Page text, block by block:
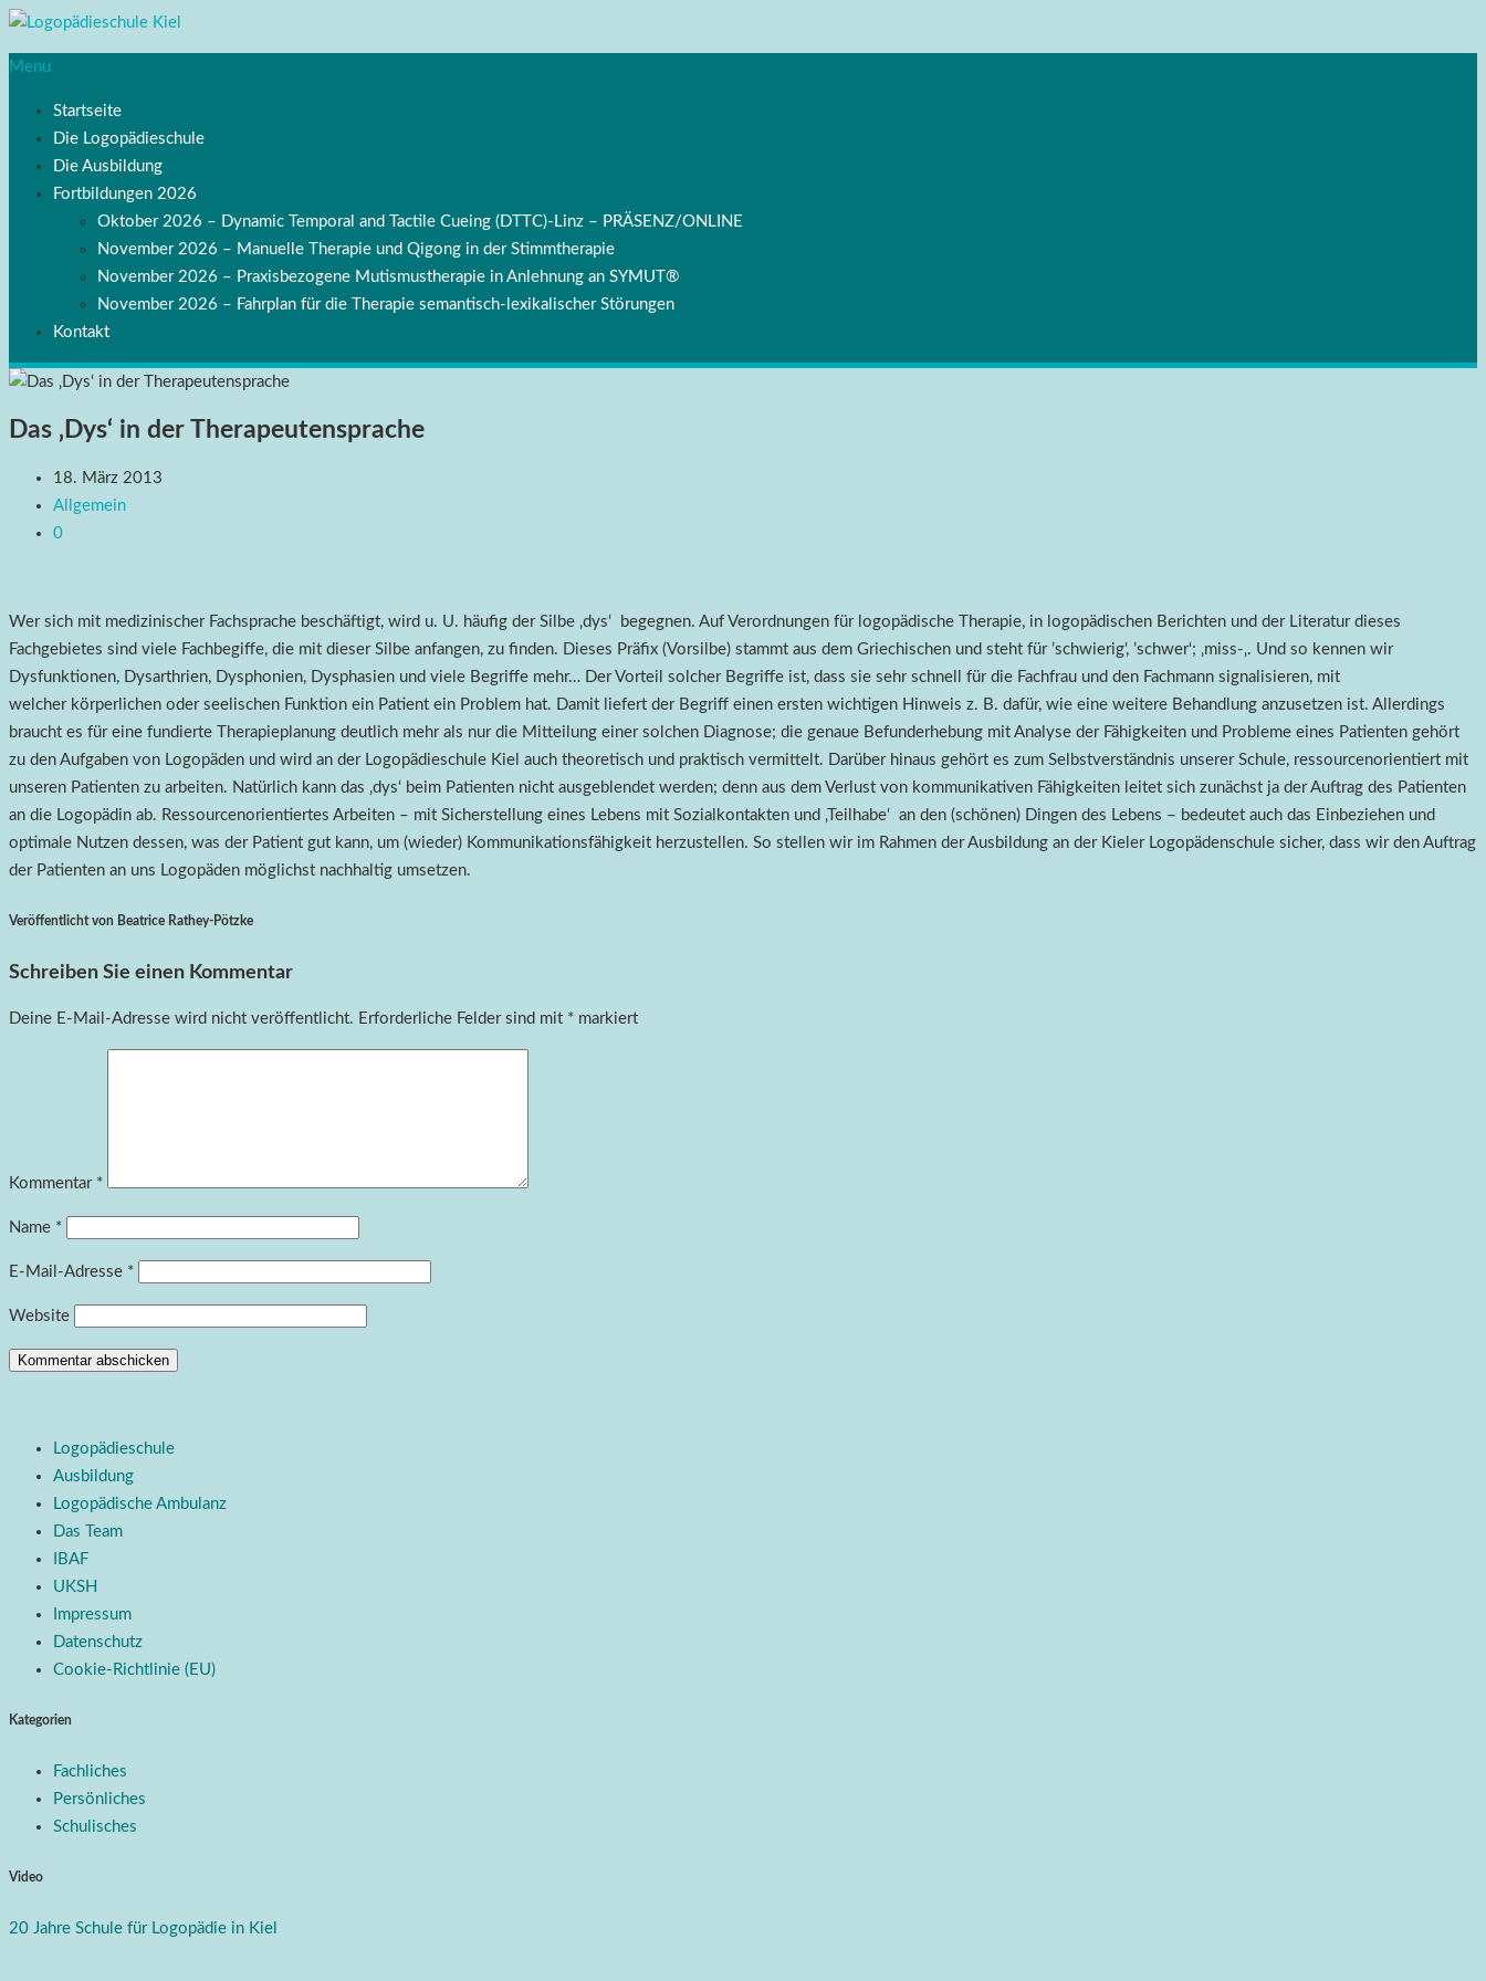
Menu
Startseite
Die Logopädieschule
Die Ausbildung
Fortbildungen 2026
Oktober 2026 – Dynamic Temporal and Tactile Cueing (DTTC)-Linz – PRÄSENZ/ONLINE
November 2026 – Manuelle Therapie und Qigong in der Stimmtherapie
November 2026 – Praxisbezogene Mutismustherapie in Anlehnung an SYMUT®
November 2026 – Fahrplan für die Therapie semantisch-lexikalischer Störungen
Kontakt
Das ‚Dys‘ in der Therapeutensprache
18. März 2013
Allgemein
0
Wer sich mit medizinischer Fachsprache beschäftigt, wird u. U. häufig der Silbe ‚dys‘ begegnen. Auf Verordnungen für logopädische Therapie, in logopädischen Berichten und der Literatur dieses
Fachgebietes sind viele Fachbegiffe, die mit dieser Silbe anfangen, zu finden. Dieses Präfix (Vorsilbe) stammt aus dem Griechischen und steht für ’schwierig‘, ’schwer‘; ‚miss-‚. Und so kennen wir
Dysfunktionen, Dysarthrien, Dysphonien, Dysphasien und viele Begriffe mehr… Der Vorteil solcher Begriffe ist, dass sie sehr schnell für die Fachfrau und den Fachmann signalisieren, mit
welcher körperlichen oder seelischen Funktion ein Patient ein Problem hat. Damit liefert der Begriff einen ersten wichtigen Hinweis z. B. dafür, wie eine weitere Behandlung anzusetzen ist. Allerdings
braucht es für eine fundierte Therapieplanung deutlich mehr als nur die Mitteilung einer solchen Diagnose; die genaue Befunderhebung mit Analyse der Fähigkeiten und Probleme eines Patienten gehört
zu den Aufgaben von Logopäden und wird an der Logopädieschule Kiel auch theoretisch und praktisch vermittelt. Darüber hinaus gehört es zum Selbstverständnis unserer Schule, ressourcenorientiert mit
unseren Patienten zu arbeiten. Natürlich kann das ‚dys‘ beim Patienten nicht ausgeblendet werden; denn aus dem Verlust von kommunikativen Fähigkeiten leitet sich zunächst ja der Auftrag des Patienten
an die Logopädin ab. Ressourcenorientiertes Arbeiten – mit Sicherstellung eines Lebens mit Sozialkontakten und ‚Teilhabe‘ an den (schönen) Dingen des Lebens – bedeutet auch das Einbeziehen und
optimale Nutzen dessen, was der Patient gut kann, um (wieder) Kommunikationsfähigkeit herzustellen. So stellen wir im Rahmen der Ausbildung an der Kieler Logopädenschule sicher, dass wir den Auftrag
der Patienten an uns Logopäden möglichst nachhaltig umsetzen.
Veröffentlicht von Beatrice Rathey-Pötzke
Schreiben Sie einen Kommentar
Deine E-Mail-Adresse wird nicht veröffentlicht. Erforderliche Felder sind mit * markiert
Kommentar *
Name *
E-Mail-Adresse *
Website
Logopädieschule
Ausbildung
Logopädische Ambulanz
Das Team
IBAF
UKSH
Impressum
Datenschutz
Cookie-Richtlinie (EU)
Kategorien
Fachliches
Persönliches
Schulisches
Video
20 Jahre Schule für Logopädie in Kiel